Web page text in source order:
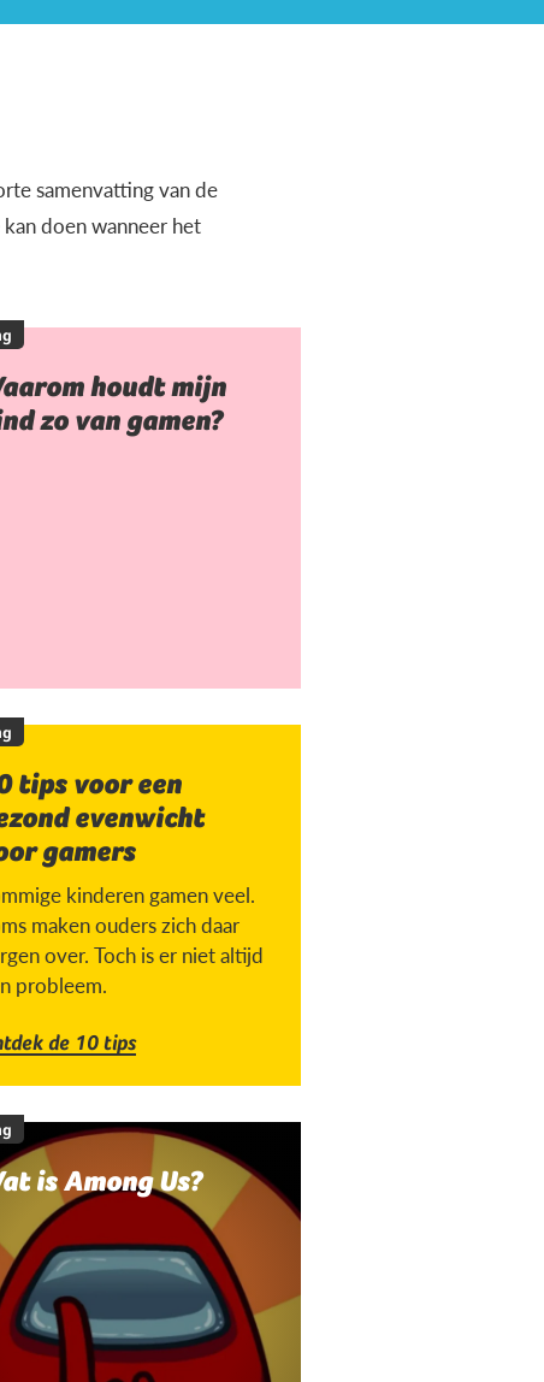
samenvatting van de
doen wanneer het
houdt mijn
zo van gamen?
tips voor een
evenwicht
gamers
kinderen gamen veel.
maken ouders zich daar
over. Toch is er niet altijd
probleem.
de 10 tips
is Among Us?